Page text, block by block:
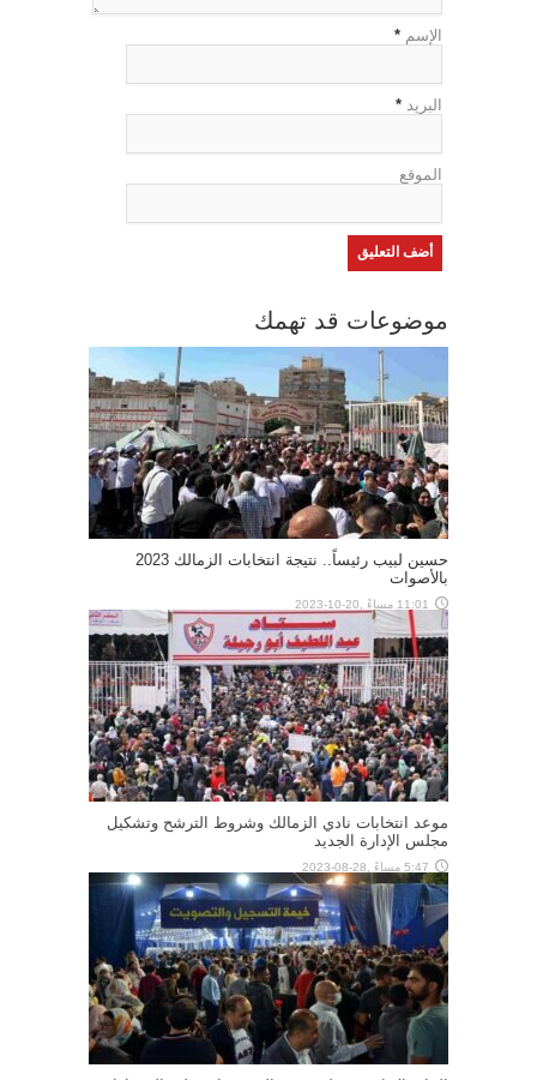
الإسم *
البريد *
الموقع
موضوعات قد تهمك
حسين لبيب رئيساً.. نتيجة انتخابات الزمالك 2023
بالأصوات
11:01 مساءً ,20-10-2023
موعد انتخابات نادي الزمالك وشروط الترشح وتشكيل
مجلس الإدارة الجديد
5:47 مساءً ,28-08-2023